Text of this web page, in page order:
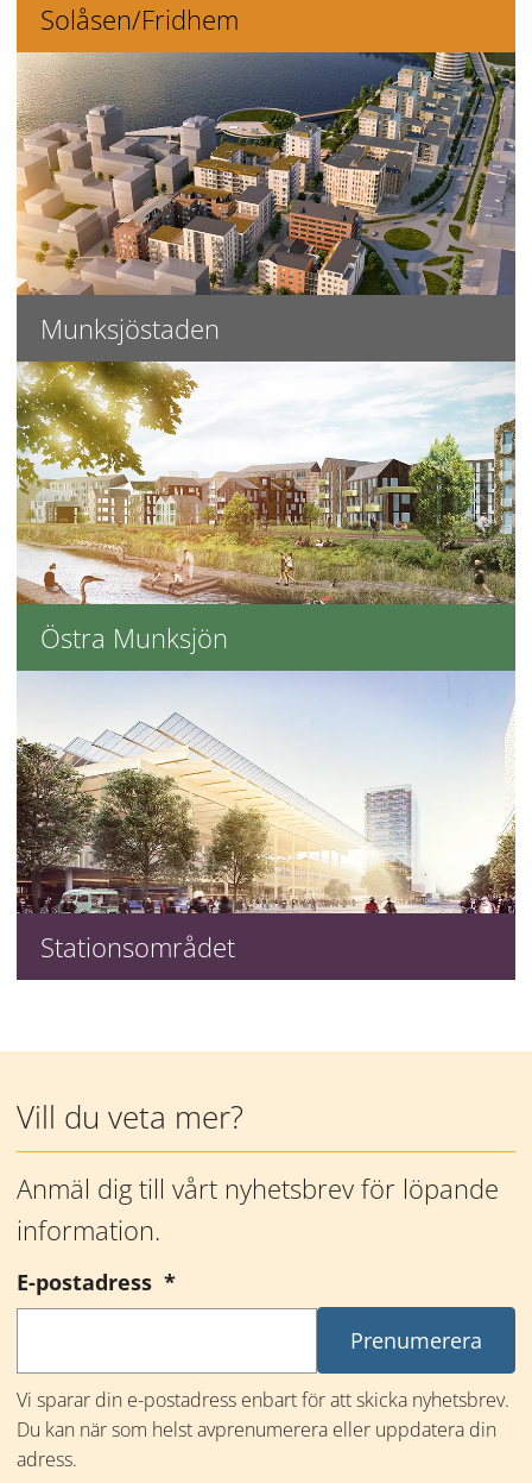
Solåsen/Fridhem
Munksjöstaden
Östra Munksjön
Stationsområdet
Vill du veta mer?
Anmäl dig till vårt nyhetsbrev för löpande
information.
E-postadress *(obligatorisk)
Vi sparar din e-postadress enbart för att skicka nyhetsbrev.
Du kan när som helst avprenumerera eller uppdatera din
adress.